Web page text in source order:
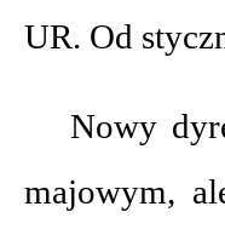
UR. Od
Nowy
majowym,